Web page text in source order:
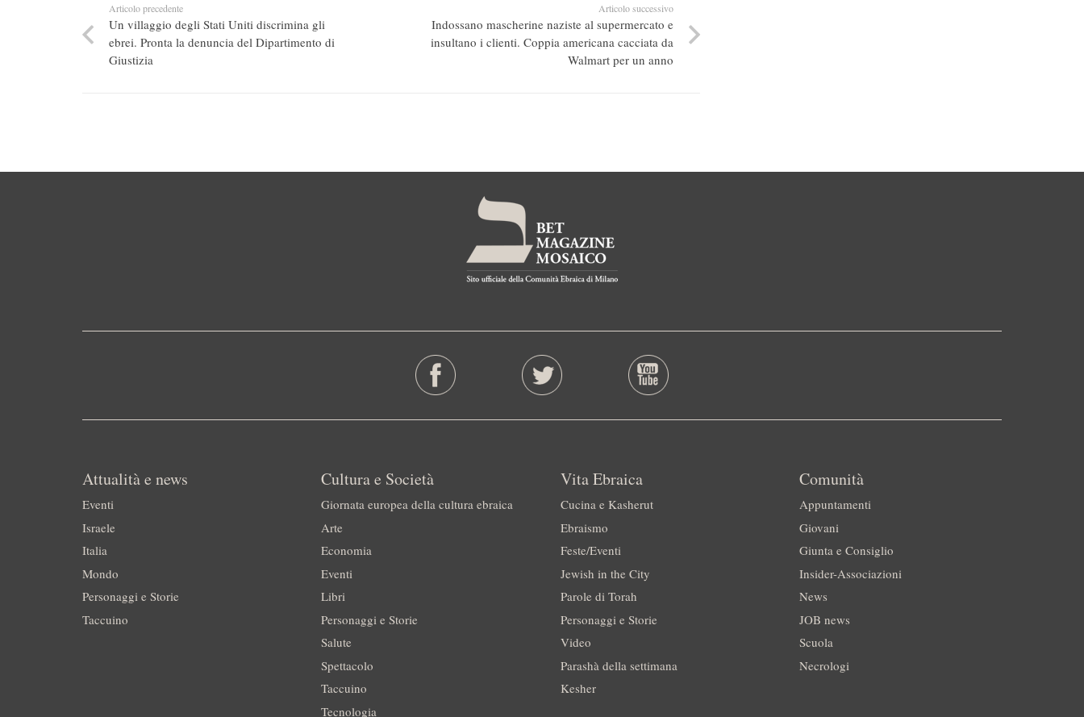
Articolo precedente
Un villaggio degli Stati Uniti discrimina gli
ebrei. Pronta la denuncia del Dipartimento di
Giustizia
Articolo successivo
Indossano mascherine naziste al supermercato e
insultano i clienti. Coppia americana cacciata da
Walmart per un anno
Attualità e news
Eventi
Israele
Italia
Mondo
Personaggi e Storie
Taccuino
Cultura e Società
Giornata europea della cultura ebraica
Arte
Economia
Eventi
Libri
Personaggi e Storie
Salute
Spettacolo
Taccuino
Tecnologia
Vita Ebraica
Cucina e Kasherut
Ebraismo
Feste/Eventi
Jewish in the City
Parole di Torah
Personaggi e Storie
Video
Parashà della settimana
Kesher
Comunità
Appuntamenti
Giovani
Giunta e Consiglio
Insider-Associazioni
News
JOB news
Scuola
Necrologi